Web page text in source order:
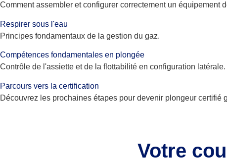
Comment assembler et configurer correctement un équipement
Respirer sous l'eau
Principes fondamentaux de la gestion du gaz.
Compétences fondamentales en plongée
Contrôle de l'assiette et de la flottabilité en configuration latérale.
Parcours vers la certification
Découvrez les prochaines étapes pour devenir plongeur certifié
Votre